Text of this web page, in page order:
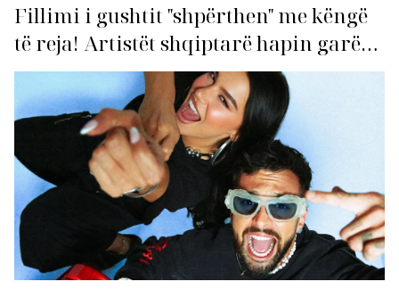
Fillimi i gushtit "shpërthen" me këngë
të reja! Artistët shqiptarë hapin garën
për hitin e verës!